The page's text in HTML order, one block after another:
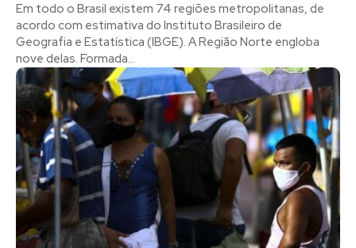
Em todo o Brasil existem 74 regiões metropolitanas, de
acordo com estimativa do Instituto Brasileiro de
Geografia e Estatística (IBGE). A Região Norte engloba
nove delas. Formada...